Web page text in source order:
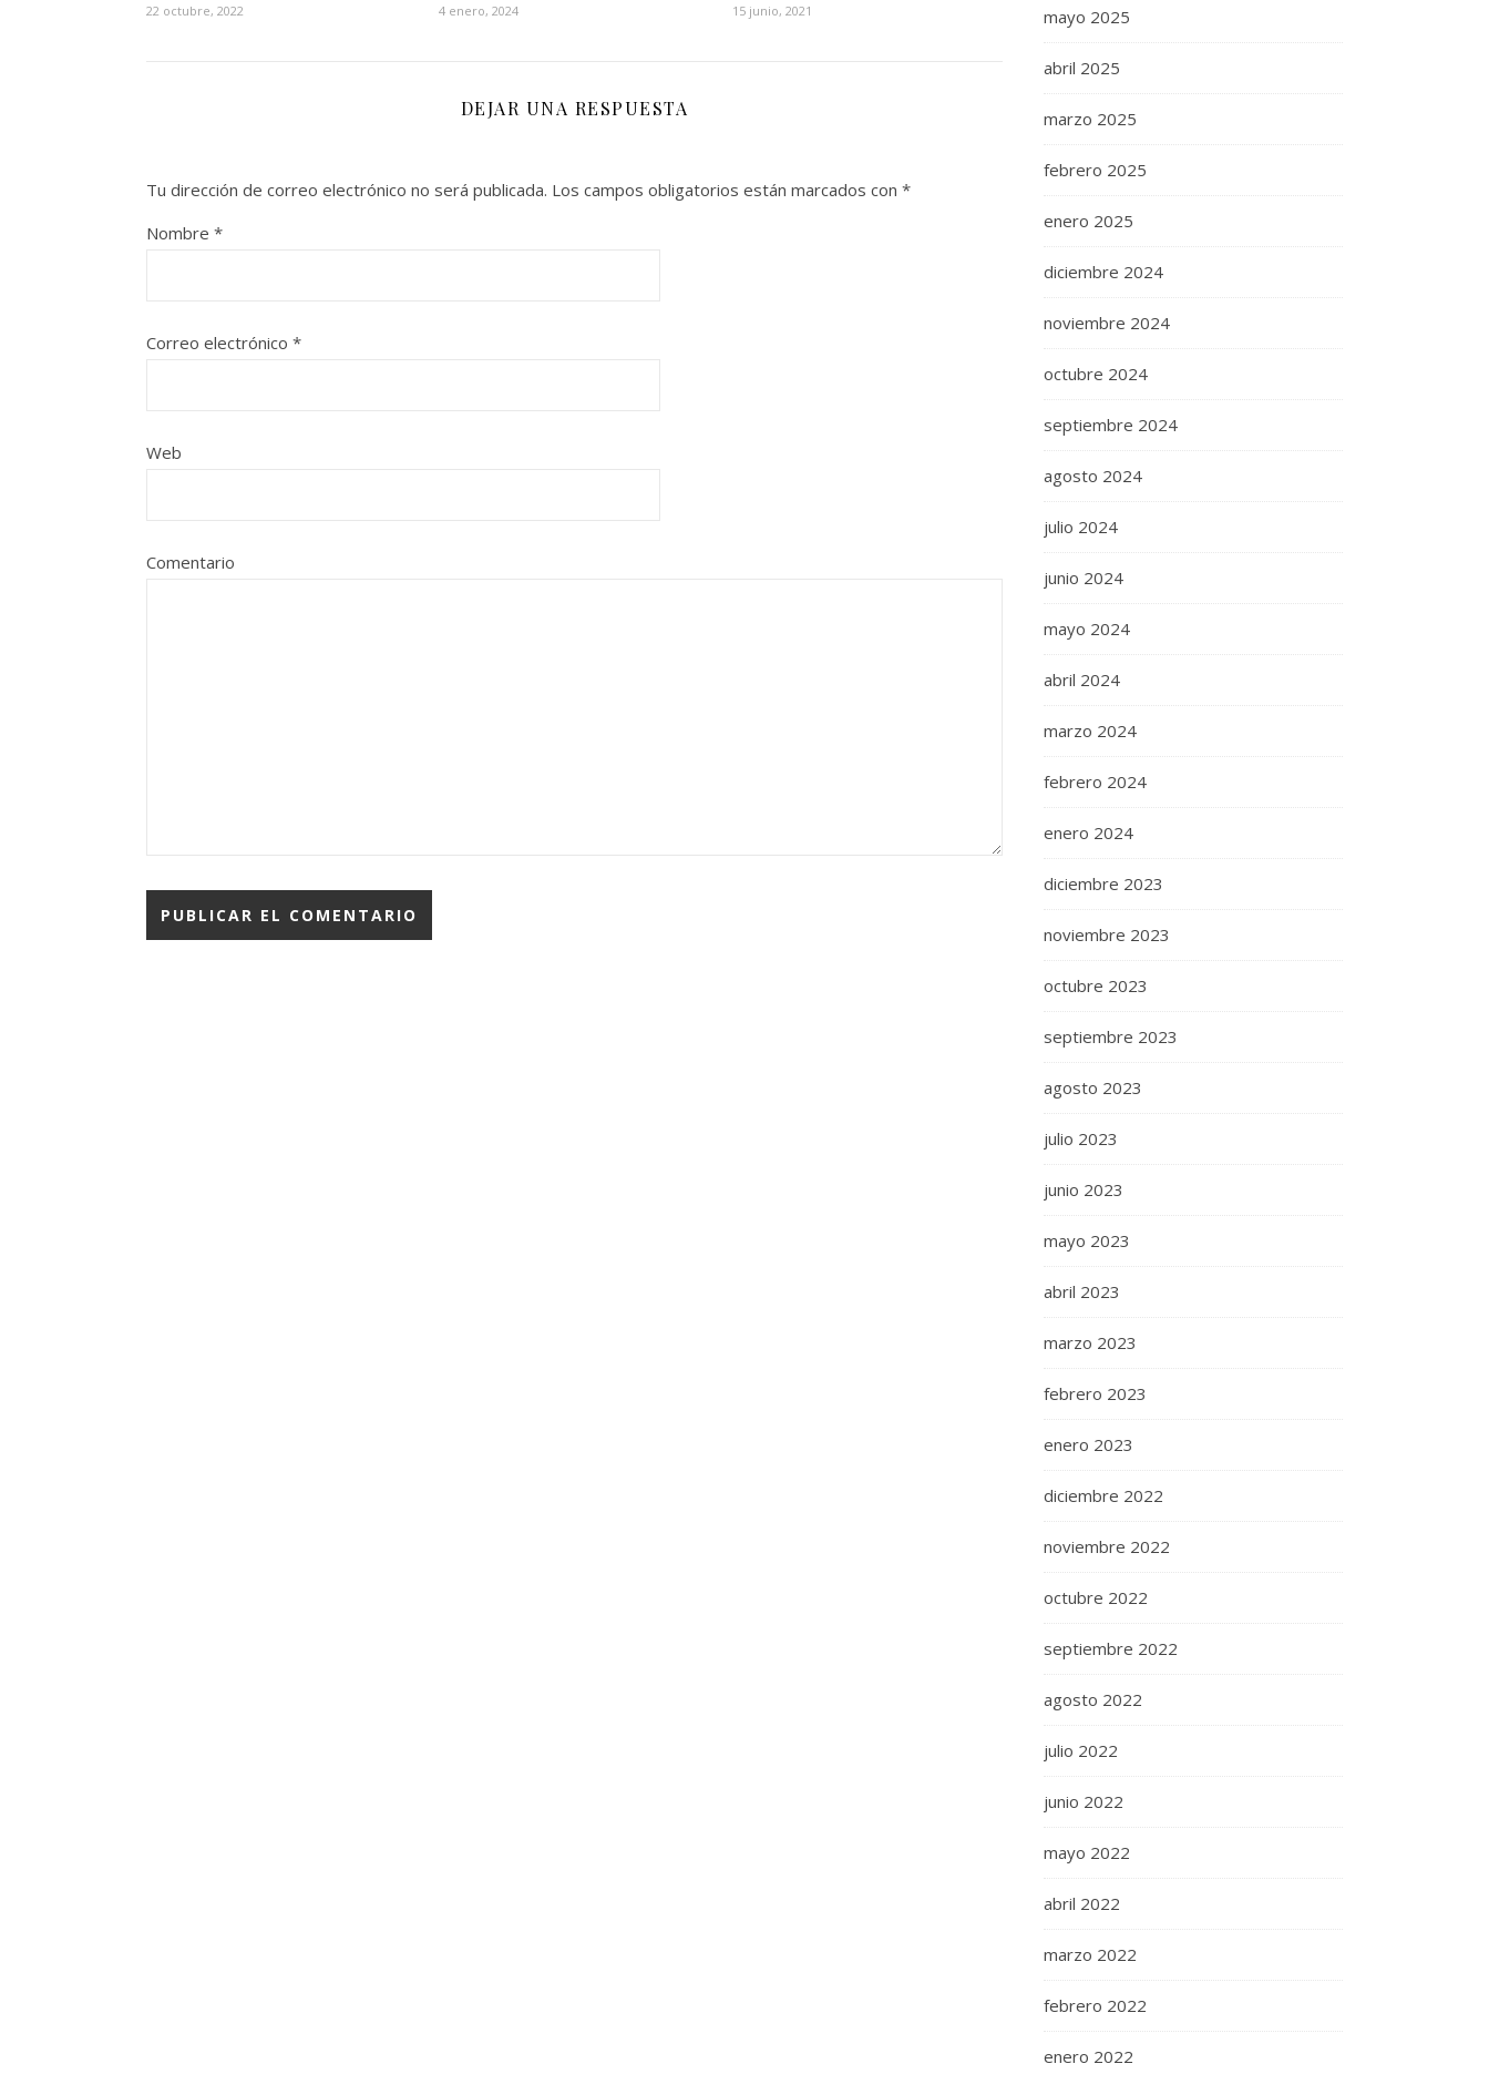
22 octubre, 2022 4 enero, 2024 15 junio, 2021
DEJAR UNA RESPUESTA
Tu dirección de correo electrónico no será publicada. Los campos obligatorios están marcados con *
Nombre *
Correo electrónico *
Web
Comentario
mayo 2025
abril 2025
marzo 2025
febrero 2025
enero 2025
diciembre 2024
noviembre 2024
octubre 2024
septiembre 2024
agosto 2024
julio 2024
junio 2024
mayo 2024
abril 2024
marzo 2024
febrero 2024
enero 2024
diciembre 2023
noviembre 2023
octubre 2023
septiembre 2023
agosto 2023
julio 2023
junio 2023
mayo 2023
abril 2023
marzo 2023
febrero 2023
enero 2023
diciembre 2022
noviembre 2022
octubre 2022
septiembre 2022
agosto 2022
julio 2022
junio 2022
mayo 2022
abril 2022
marzo 2022
febrero 2022
enero 2022